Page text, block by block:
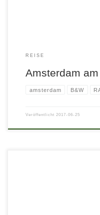
REISE
Amsterdam
amsterdam B&W
Veröffentlicht 2017-06-25